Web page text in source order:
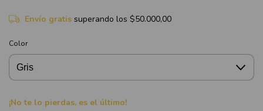
Envío gratis superando los $50.000,00
Color
¡No te lo pierdas, es el último!